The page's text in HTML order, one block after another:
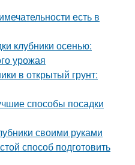
есть в
клубники осенью:
урожая
в открытый грунт:
способы посадки
своими руками
способ подготовить